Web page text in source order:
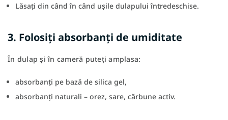
Lăsați din când în când ușile dulapului întredeschise.
3. Folosiți absorbanți de umiditate
În dulap și în cameră puteți amplasa:
absorbanți pe bază de silica gel,
absorbanți naturali – orez, sare, cărbune activ.